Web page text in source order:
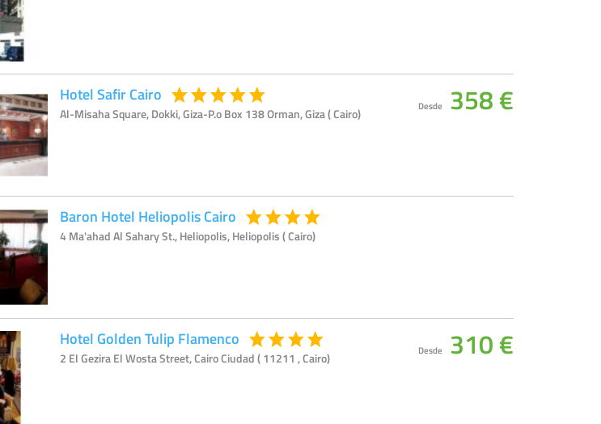
Hotel Safir Cairo
Al-Misaha Square, Dokki, Giza-P.o Box 138 Orman, Giza ( Cairo) Desde 358 €
Baron Hotel Heliopolis Cairo
4 Ma'ahad Al Sahary St., Heliopolis, Heliopolis ( Cairo)
Hotel Golden Tulip Flamenco
2 El Gezira El Wosta Street, Cairo Ciudad ( 11211 , Cairo) Desde 310 €